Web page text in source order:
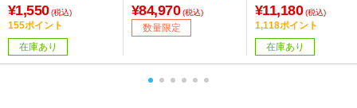
ラック（増量）
¥1,550 (税込)
155ポイント
在庫あり
n GR701 BTF Edition
GR701/ROG/HYPERI
ON/BTF 【sof001】
¥84,970 (税込)
数量限定
¥11,180 (税込)
1,118ポイント
在庫あり